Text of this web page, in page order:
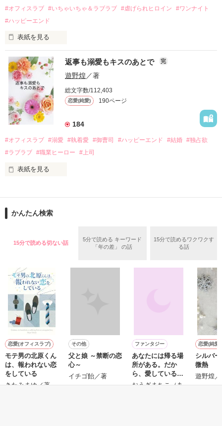
運命のような再会を果たす。
酔った勢いで一夜を共にしてしまった。
さらに、美桜が初めてだと知った哲平は
『責任をとる、結婚しよう』と真っ直ぐに告げてきた。
戸惑う美桜とは裏腹に、好きという気持ちを隠すことなく
甘やかしてくる。
そんなある日、哲平は美桜がストーカー被害に
遭っていることを知る。
美桜を守るため、哲平は同居を提案してきて――。
夏木美桜(なつきみお)
鳴海哲平 (なるみてっぺい)
2026.6.5～2026.7.25
＊以前、公開していた話の改稿版です＊
#オフィスラブ #いちゃいちゃ＆ラブラブ #虐げられヒロイン
#ワンナイト
#ハッピーエンド
表紙を見る
おかしな噂を流されて前の職場でうまくいかなかった梅田美
桜は、海外で傷心旅行をしていたところ、日本人美青年と出会
い、酒の勢いもあり一夜限りの関係となる。
帰国後、美桜は新しい職場でワンナイトした美青年と再会。
なんと彼の正体は、とある財閥御曹司にも関わらず、一族を離
れて起業した新進気鋭の実業家、社内でも冷徹だと評判な社長
――御影恭司その人だったのだ――！
なぜか恭司から飼い猫の世話係を命じられた美桜は、猫の世
の関係となってしまい――？
返事も溺愛もキスのあとで 完
遊野煌／著
総文字数/112,403
恋愛(純愛) 190ページ
184
#オフィスラブ #溺愛 #執着愛 #御曹司 #ハッピーエンド #結婚 #独占欲
#ラブラブ #職業ヒーロー #上司
表紙を見る
ションの企画戦略室で働いている。
めた、同期で恋人の石垣守（26）がいるのだが、後輩の姫原由
守と由羅から『便利屋雛子』と馬鹿にされ、一人こっそり泣い
た上、同居まで提案してきて──？
鷹哉『宜しくな、俺の雛子』🦅
雛子『俺の……ひぃ、雛子？！！！』🐥
シゴデキで冷徹な上司が見せる素顔は、なぜか想像以上に甘く
て……🐥💓🦅
※表紙も作中使用の画像も全てフリー素材です。
※執筆期間2026.6.3〜7.20完結です。
※他サイトさんにて恋愛トレンド1位でした〜良かったら読ん
で頂けると嬉しいです。
かんたん検索
15分で読める切ない話
5分で読める キーワード
「年の差」 の話
15分で読めるワクワクす
る話
恋愛(オフィスラブ)
モテ男の北原くん
は、報われない恋
をしている
きたみまゆ／著
その他
父と娘 ～禁断の恋
心～
イチゴ飴／著
ファンタジー
あなたには帰る場
所がある。だか
ら、愛していると
は言えない。
おうぎまちこ（あ
恋愛(純愛)
シルバ
微熱
遊野煌